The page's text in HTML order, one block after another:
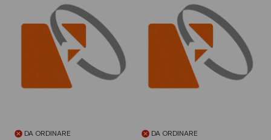
DA ORDINARE
DA ORDINARE